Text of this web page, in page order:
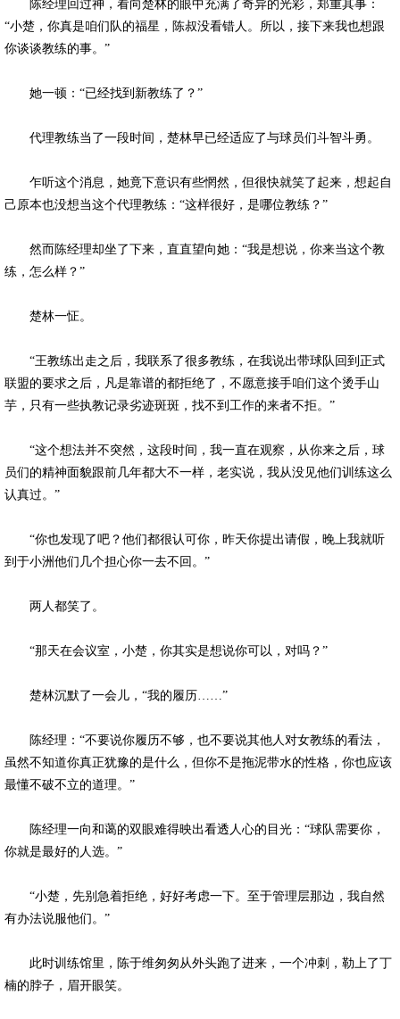
陈经理回过神，看向楚林的眼中充满了奇异的光彩，郑重其事：
“小楚，你真是咱们队的福星，陈叔没看错人。所以，接下来我也想跟
你谈谈教练的事。”
她一顿：“已经找到新教练了？”
代理教练当了一段时间，楚林早已经适应了与球员们斗智斗勇。
乍听这个消息，她竟下意识有些惘然，但很快就笑了起来，想起自
己原本也没想当这个代理教练：“这样很好，是哪位教练？”
然而陈经理却坐了下来，直直望向她：“我是想说，你来当这个教
练，怎么样？”
楚林一怔。
“王教练出走之后，我联系了很多教练，在我说出带球队回到正式
联盟的要求之后，凡是靠谱的都拒绝了，不愿意接手咱们这个烫手山
芋，只有一些执教记录劣迹斑斑，找不到工作的来者不拒。”
“这个想法并不突然，这段时间，我一直在观察，从你来之后，球
员们的精神面貌跟前几年都大不一样，老实说，我从没见他们训练这么
认真过。”
“你也发现了吧？他们都很认可你，昨天你提出请假，晚上我就听
到于小洲他们几个担心你一去不回。”
两人都笑了。
“那天在会议室，小楚，你其实是想说你可以，对吗？”
楚林沉默了一会儿，“我的履历……”
陈经理：“不要说你履历不够，也不要说其他人对女教练的看法，
虽然不知道你真正犹豫的是什么，但你不是拖泥带水的性格，你也应该
最懂不破不立的道理。”
陈经理一向和蔼的双眼难得映出看透人心的目光：“球队需要你，
你就是最好的人选。”
“小楚，先别急着拒绝，好好考虑一下。至于管理层那边，我自然
有办法说服他们。”
此时训练馆里，陈于维匆匆从外头跑了进来，一个冲刺，勒上了丁
楠的脖子，眉开眼笑。